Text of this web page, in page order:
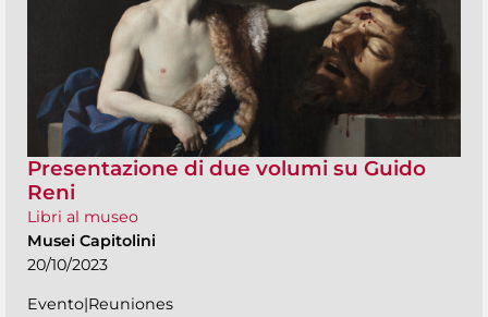
Presentazione di due volumi su Guido
Reni
Libri al museo
Musei Capitolini
20/10/2023
Evento|Reuniones